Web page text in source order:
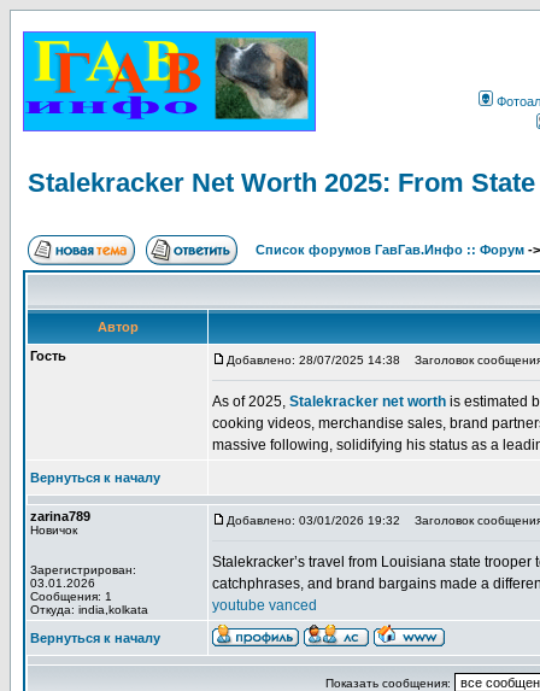
Stalekracker Net Worth 2025: From
Список форумов ГавГав.Инфо :: Форум -
Автор
Гость
Добавлено: 28/07/2025 14:38 Заголовок
As of 2025, Stalekracker net worth is estimated
cooking videos, merchandise sales, brand
massive following, solidifying his status as a
Вернуться к началу
zarina789
Новичок
Зарегистрирован:
03.01.2026
Сообщения: 1
Откуда: india,kolkata
Добавлено: 03/01/2026 19:32 Заголовок
Stalekracker’s travel from Louisiana state
catchphrases, and brand bargains made a
youtube vanced
Вернуться к началу
Показать сообщения: